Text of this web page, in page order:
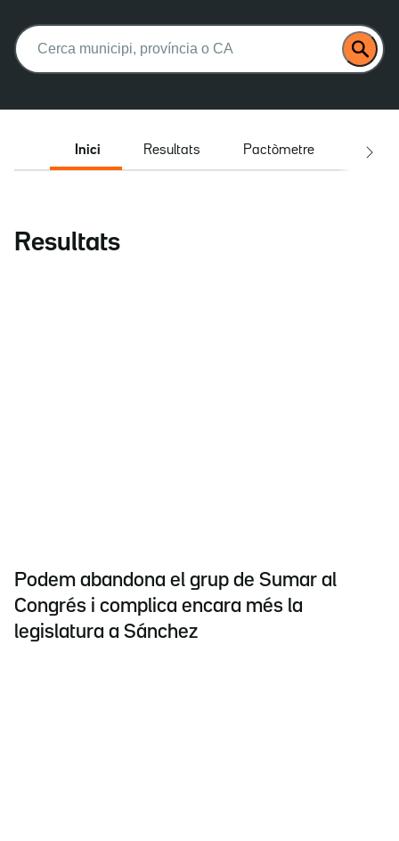
Buscar:
Inici Resultats Pactòmetre
Resultats
Podem abandona el grup de Sumar al
Congrés i complica encara més la
legislatura a Sánchez